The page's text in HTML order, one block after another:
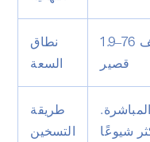
نطاق
السعة
1.9–76 طن في الساعة، وقت تجفيف
قصير
طريقة
التسخين